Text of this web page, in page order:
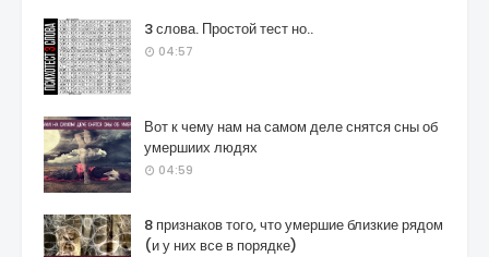
3 слова. Простой тест но..
04:57
Вот к чему нам на самом деле снятся сны об
умершиих людях
04:59
8 признаков того, что умершие близкие рядом
(и у них все в порядке)